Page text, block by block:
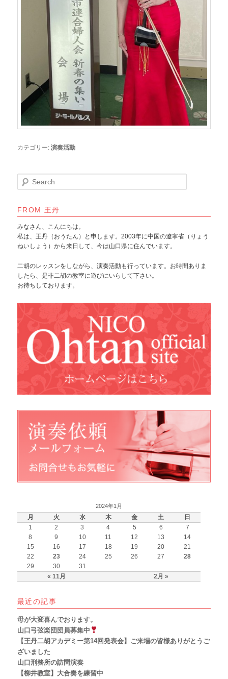
カテゴリー: 演奏活動
e
r
c
h
FROM 王丹
みなさん、こんにちは。
私は、王丹（おうたん）と申します。2003年に中国の遼寧省（りょう
ねいしょう）から来日して、今は山口県に住んでいます。
二胡のレッスンをしながら、演奏活動も行っています。お時間ありま
したら、是非二胡の教室に遊びにいらして下さい。
お待ちしております。
2024年1月
月 火 水 木 金 土 日
« 11月 2月 »
1 2 3 4 5 6
7
8
9 10 11 12 13
14
15
16 17 18 19 20
21
22
23 24 25 26 27
28
29
30 31
最近の記事
母が大変喜んでおります。
山口弓弦楽団団員募集中
【王丹二胡アカデミー第14回発表会】ご来場の皆様ありがとうご
ざいました
山口刑務所の訪問演奏
【柳井教室】大合奏を練習中